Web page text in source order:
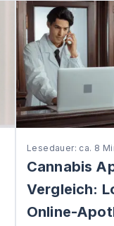
Lesedauer: ca. 8
Cannabis
Vergleich:
Online-